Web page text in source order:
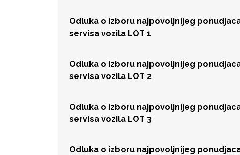
Odluka o izboru najpovoljnijeg
servisa vozila LOT 1
Odluka o izboru najpovoljnijeg
servisa vozila LOT 2
Odluka o izboru najpovoljnijeg
servisa vozila LOT 3
Odluka o izboru najpovoljnijeg